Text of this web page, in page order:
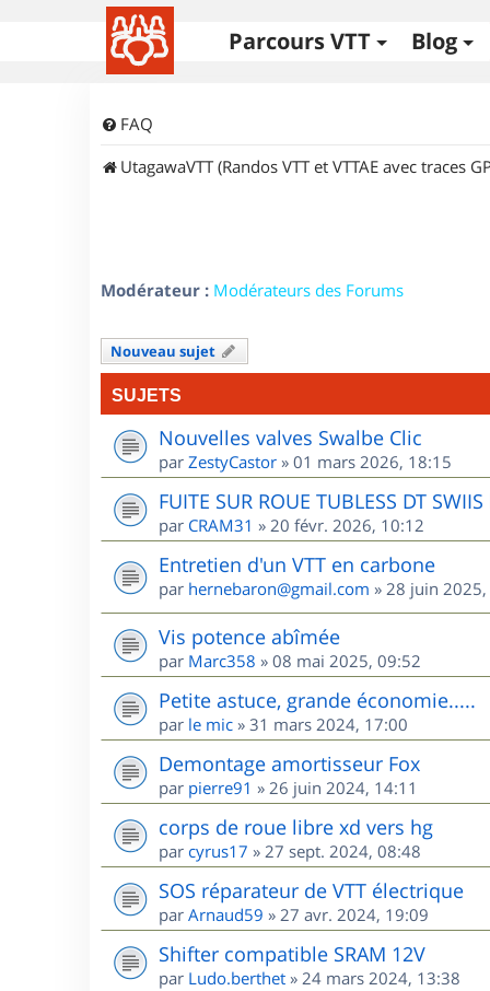
Parcours VTT Blog
FAQ
UtagawaVTT (Randos VTT et VTTAE avec traces
Modérateur : Modérateurs des Forums
Nouveau sujet
SUJETS
Nouvelles valves Swalbe Clic
par ZestyCastor » 01 mars 2026, 18:15
FUITE SUR ROUE TUBLESS DT
par CRAM31 » 20 févr. 2026, 10:12
Entretien d'un VTT en carbone
par hernebaron@gmail.com » 28 juin 2025,
Vis potence abîmée
par Marc358 » 08 mai 2025, 09:52
Petite astuce, grande économie.....
par le mic » 31 mars 2024, 17:00
Demontage amortisseur Fox
par pierre91 » 26 juin 2024, 14:11
corps de roue libre xd vers hg
par cyrus17 » 27 sept. 2024, 08:48
SOS réparateur de VTT électrique
par Arnaud59 » 27 avr. 2024, 19:09
Shifter compatible SRAM 12V
par Ludo.berthet » 24 mars 2024, 13:38